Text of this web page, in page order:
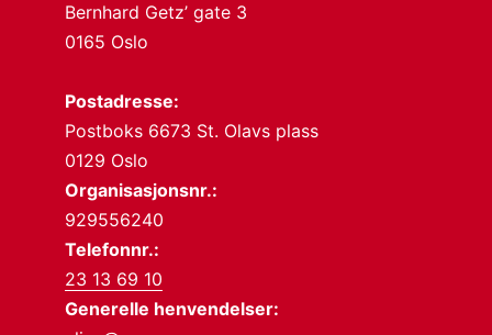
Bernhard Getz’ gate 3
0165 Oslo
Postadresse:
Postboks 6673 St. Olavs plass
0129 Oslo
Organisasjonsnr.:
929556240
Telefonnr.:
23 13 69 10
Generelle henvendelser: